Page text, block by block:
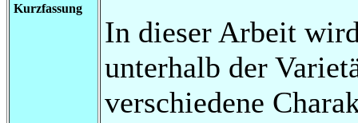
Kurzfassung
In dieser Arbeit
unterhalb der
verschiedene